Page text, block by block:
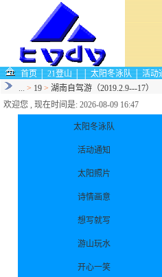
首页│21登山││太阳冬泳队│活动
... > 19 > 湖南自驾游（2019.2.9---17）
欢迎您 , 现在时间是: 2026-08-09 16:47
太阳冬泳队
活动通知
太阳照片
诗情画意
想写就写
游山玩水
开心一笑